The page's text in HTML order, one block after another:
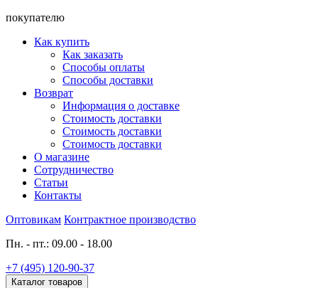
покупателю
Как купить
Как заказать
Способы оплаты
Способы доставки
Возврат
Информация о доставке
Стоимость доставки
Стоимость доставки
Стоимость доставки
О магазине
Сотрудничество
Статьи
Контакты
Оптовикам Контрактное производство
Пн. - пт.: 09.00 - 18.00
+7 (495) 120-90-37
Каталог товаров